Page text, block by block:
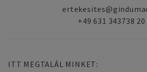
+49 631 343738 20
ITT MEGTALÁL MINKET: